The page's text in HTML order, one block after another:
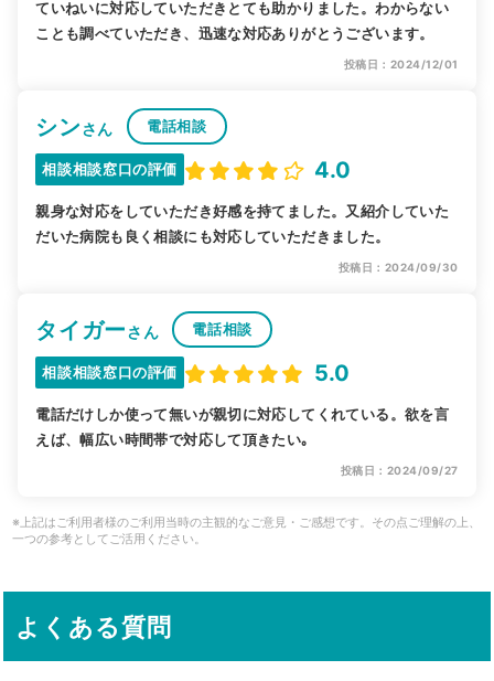
ていねいに対応していただきとても助かりました。わからない
ことも調べていただき、迅速な対応ありがとうございます。
投稿日：2024/12/01
シンさん 電話相談
相談相談窓口の評価 4.0
親身な対応をしていただき好感を持てました。又紹介していた
だいた病院も良く相談にも対応していただきました。
投稿日：2024/09/30
タイガーさん 電話相談
相談相談窓口の評価 5.0
電話だけしか使って無いが親切に対応してくれている。欲を言
えば、幅広い時間帯で対応して頂きたい｡
投稿日：2024/09/27
※上記はご利用者様のご利用当時の主観的なご意見・ご感想です。その点ご理解の上、
一つの参考としてご活用ください。
よくある質問